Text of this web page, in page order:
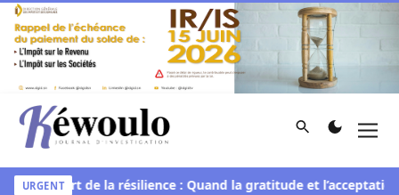
Aller au contenu
Kéwoulo, le premier site d'information et d'investigation
Rechercher
URGENT
L’art de la résilience : Quand la gratitude et l’acceptation